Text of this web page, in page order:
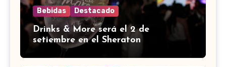
Bebidas Destacado
Drinks & More será el 2 de
setiembre en el Sheraton